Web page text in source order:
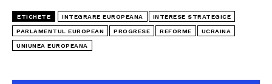
ETICHETE INTEGRARE EUROPEANA INTERESE STRATEGICE
PARLAMENTUL EUROPEAN PROGRESE REFORME UCRAINA
UNIUNEA EUROPEANA